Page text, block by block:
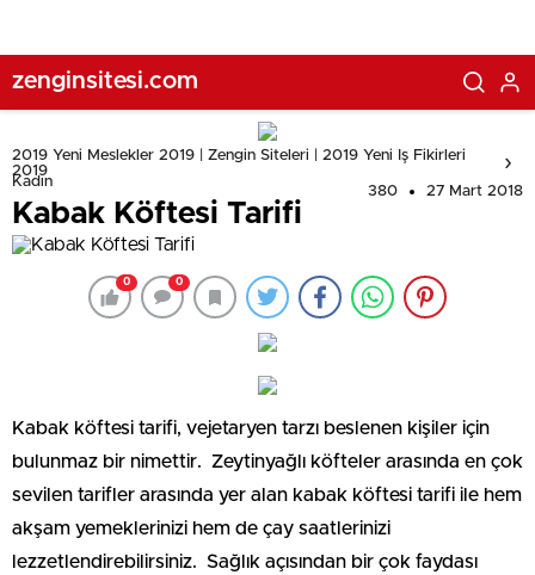
zenginsitesi.com
2019 Yeni Meslekler 2019 | Zengin Siteleri | 2019 Yeni Iş Fikirleri
2019
Kadın
380 27 Mart 2018
Kabak Köftesi Tarifi
0 0
Kabak köftesi tarifi, vejetaryen tarzı beslenen kişiler için
bulunmaz bir nimettir. Zeytinyağlı köfteler arasında en çok
sevilen tarifler arasında yer alan kabak köftesi tarifi ile hem
akşam yemeklerinizi hem de çay saatlerinizi
lezzetlendirebilirsiniz. Sağlık açısından bir çok faydası